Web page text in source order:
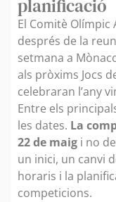
planificació
El Comitè Olímpic
després de la
setmana a
als pròxims Jocs
celebraran l’any
Entre els
les dates. La
22 de maig i no
un inici, un canvi
horaris i la
competicions.